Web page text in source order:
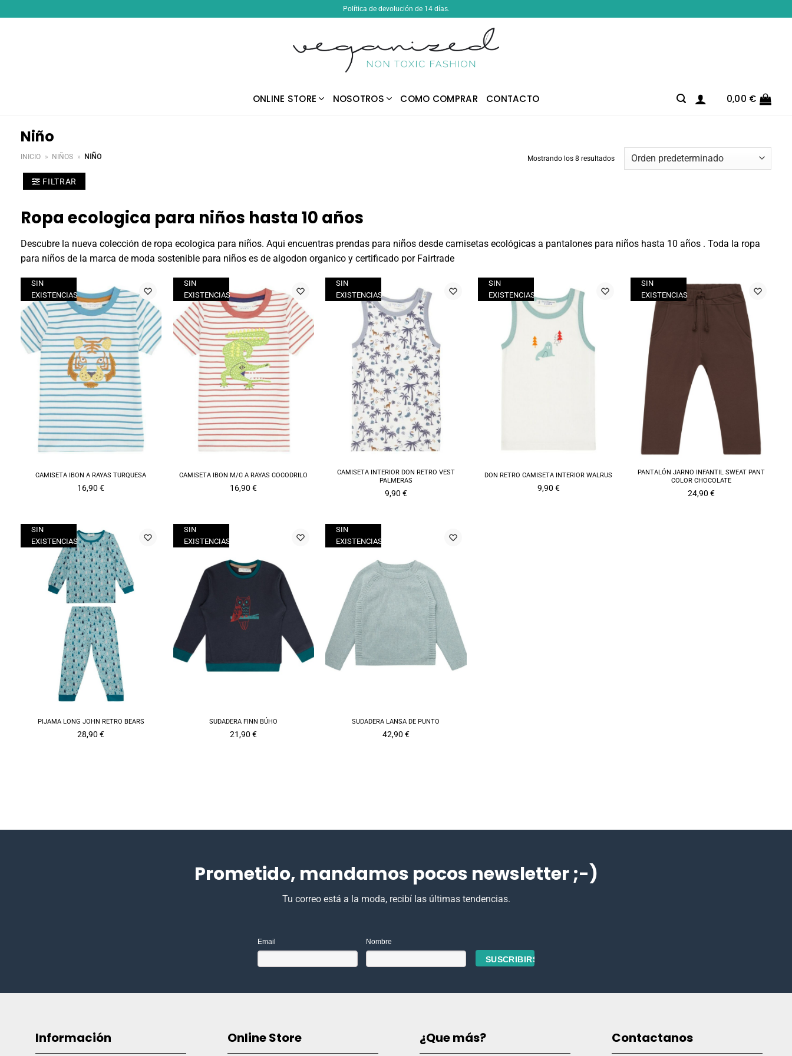
al
Política de devolución de 14 días.
ONLINE STORE NOSOTROS COMO COMPRAR CONTACTO 0,00 €
Niño
INICIO » NIÑOS » NIÑO
FILTRAR
Mostrando los 8 resultados
Ropa ecologica para niños hasta 10 años
Descubre la nueva colección de ropa ecologica para niños. Aqui encuentras prendas para niños desde camisetas ecológicas a pantalones para niños hasta 10 años . Toda la ropa
para niños de la marca de moda sostenible para niños es de algodon organico y certificado por Fairtrade
SIN
EXISTENCIAS
CAMISETA IBON A RAYAS TURQUESA
16,90€
SIN
EXISTENCIAS
CAMISETA IBON M/C A RAYAS COCODRILO
16,90€
SIN
EXISTENCIAS
CAMISETA INTERIOR DON RETRO VEST
PALMERAS
9,90 €
SIN
EXISTENCIAS
DON RETRO CAMISETA INTERIOR WALRUS
9,90 €
SIN
EXISTENCIAS
PANTALÓN JARNO INFANTIL SWEAT PANT
COLOR CHOCOLATE
24,90 €
SIN
EXISTENCIAS
PIJAMA LONG JOHN RETRO BEARS
28,90€
SIN
EXISTENCIAS
SUDADERA FINN BÚHO
21,90€
SIN
EXISTENCIAS
SUDADERA LANSA DE PUNTO
42,90 €
Prometido, mandamos pocos newsletter ;-)
Tu correo está a la moda, recibí las últimas tendencias.
Email Nombre
Información Online Store ¿Que más? Contactanos